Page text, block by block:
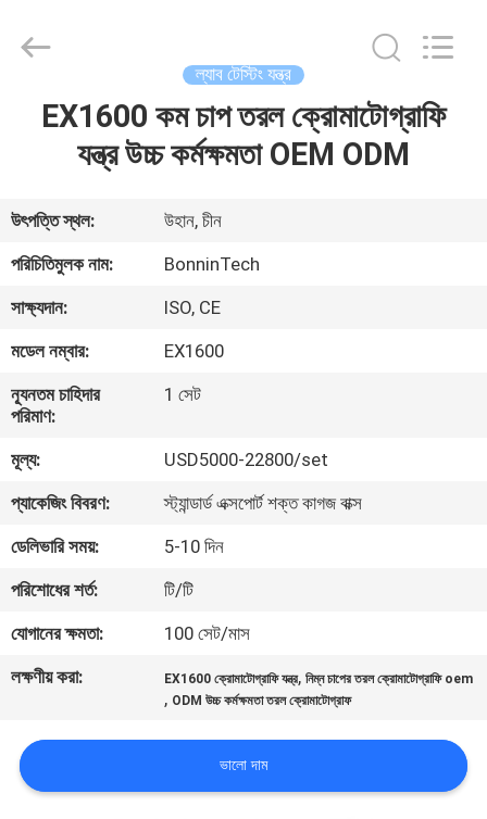
ভিডিও
আমাদের
সম্পর্কে
ভ্রমণ
মান
নিয়ন্ত্রণ
যোগাযোগ
করুন
উদ্ধৃতির
জন্য
Rights
ল্যাব টেস্টিং যন্ত্র
EX1600 কম চাপ তরল ক্রোমাটোগ্রাফি
যন্ত্র উচ্চ কর্মক্ষমতা OEM ODM
উৎপত্তি স্থল:
উহান, চীন
পরিচিতিমুলক নাম:
BonninTech
সাক্ষ্যদান:
ISO, CE
মডেল নম্বার:
EX1600
ন্যূনতম চাহিদার
পরিমাণ:
1 সেট
মূল্য:
USD5000-22800/set
প্যাকেজিং বিবরণ:
স্ট্যান্ডার্ড এক্সপোর্ট শক্ত কাগজ বাক্স
ডেলিভারি সময়:
5-10 দিন
পরিশোধের শর্ত:
টি/টি
যোগানের ক্ষমতা:
100 সেট/মাস
লক্ষণীয় করা:
EX1600 ক্রোমাটোগ্রাফি যন্ত্র,নিম্ন চাপের তরল ক্রোমাটোগ্রাফি oem
, ODM উচ্চ কর্মক্ষমতা তরল ক্রোমাটোগ্রাফ
ভালো দাম